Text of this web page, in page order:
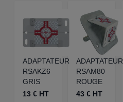
ADAPTATEUR
RSAKZ6
GRIS
13 € HT
ADAPTATEUR
RSAM80
ROUGE
43 € HT